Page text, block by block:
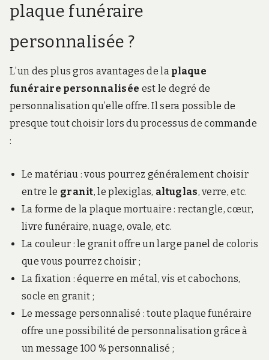
plaque funéraire
personnalisée ?
L’un des plus gros avantages de la plaque
funéraire personnalisée est le degré de
personnalisation qu’elle offre. Il sera possible de
presque tout choisir lors du processus de commande
:
Le matériau : vous pourrez généralement choisir
entre le granit, le plexiglas, altuglas, verre, etc.
La forme de la plaque mortuaire : rectangle, cœur,
livre funéraire, nuage, ovale, etc.
La couleur : le granit offre un large panel de coloris
que vous pourrez choisir ;
La fixation : équerre en métal, vis et cabochons,
socle en granit ;
Le message personnalisé : toute plaque funéraire
offre une possibilité de personnalisation grâce à
un message 100 % personnalisé ;